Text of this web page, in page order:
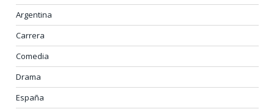
Argentina
Carrera
Comedia
Drama
España